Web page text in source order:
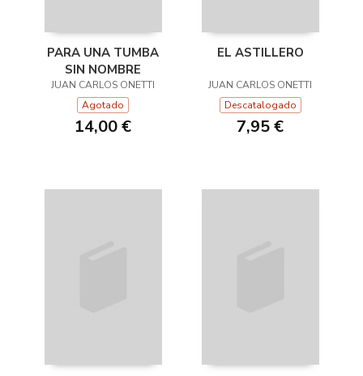
PARA UNA TUMBA
SIN NOMBRE
JUAN CARLOS ONETTI
Agotado
14,00 €
EL ASTILLERO
JUAN CARLOS ONETTI
Descatalogado
7,95 €